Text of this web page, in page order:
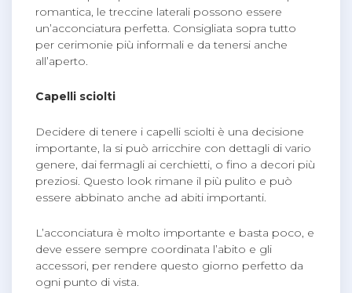
romantica, le treccine laterali possono essere
un’acconciatura perfetta. Consigliata sopra tutto
per cerimonie più informali e da tenersi anche
all’aperto.
Capelli sciolti
Decidere di tenere i capelli sciolti è una decisione
importante, la si può arricchire con dettagli di vario
genere, dai fermagli ai cerchietti, o fino a decori più
preziosi. Questo look rimane il più pulito e può
essere abbinato anche ad abiti importanti.
L’acconciatura è molto importante e basta poco, e
deve essere sempre coordinata l’abito e gli
accessori, per rendere questo giorno perfetto da
ogni punto di vista.